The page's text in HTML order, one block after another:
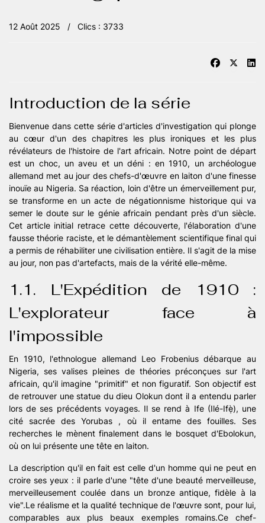
12 Août 2025 Clics : 3733
Introduction de la série
Bienvenue dans cette série d'articles d'investigation qui plonge
au cœur d'un des chapitres les plus ironiques et les plus
révélateurs de l'histoire de l'art africain. Notre point de départ
est un choc, un aveu et un déni : en 1910, un archéologue
allemand met au jour des chefs-d'œuvre en laiton d'une finesse
inouïe au Nigeria. Sa réaction, loin d'être un émerveillement pur,
se transforme en un acte de négationnisme historique qui va
semer le doute sur le génie africain pendant près d'un siècle.
Cet article initial retrace cette découverte, l'élaboration d'une
fausse théorie raciste, et le démantèlement scientifique final qui
a permis de réhabiliter une civilisation entière. Il s'agit de la mise
au jour, non pas d'artefacts, mais de la vérité elle-même.
1.1. L'Expédition de 1910 :
L'explorateur face à
l'impossible
En 1910, l'ethnologue allemand Leo Frobenius débarque au
Nigeria, ses valises pleines de théories préconçues sur l'art
africain, qu'il imagine "primitif" et non figuratif. Son objectif est
de retrouver une statue du dieu Olokun dont il a entendu parler
lors de ses précédents voyages. Il se rend à Ife (Ilé-Ifẹ̀), une
cité sacrée des Yorubas , où il entame des fouilles. Ses
recherches le mènent finalement dans le bosquet d'Ebolokun,
où on lui présente une tête en laiton.
La description qu'il en fait est celle d'un homme qui ne peut en
croire ses yeux : il parle d'une "tête d'une beauté merveilleuse,
merveilleusement coulée dans un bronze antique, fidèle à la
vie".Le réalisme et la qualité technique de l'œuvre sont, pour lui,
comparables aux plus beaux exemples romains.Ce chef-